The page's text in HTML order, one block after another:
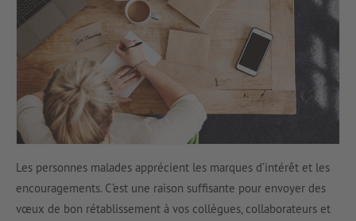
Les personnes malades apprécient les marques d’intérêt et les
encouragements. C’est une raison suffisante pour envoyer des
vœux de bon rétablissement à vos collègues, collaborateurs et